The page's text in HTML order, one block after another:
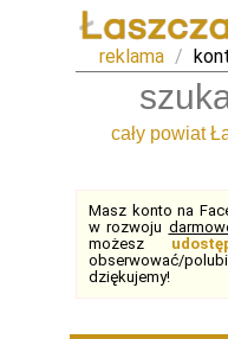
reklama /
Masz konto na
w rozwoju
możesz
obserwować/
dziękujemy!